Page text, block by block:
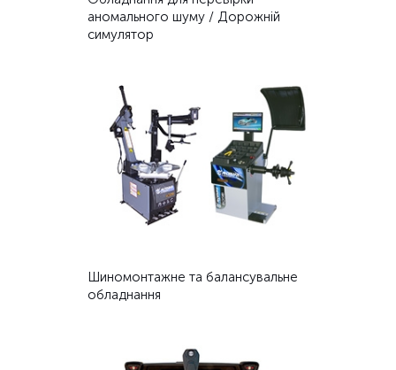
аномального шуму / Дорожній
симулятор
Шиномонтажне та балансувальне
обладнання